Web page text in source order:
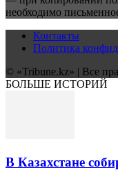
необходимо
Контакты
Политика
© «Tribune.kz» | Все
БОЛЬШЕ ИСТОРИЙ
В Казахстане